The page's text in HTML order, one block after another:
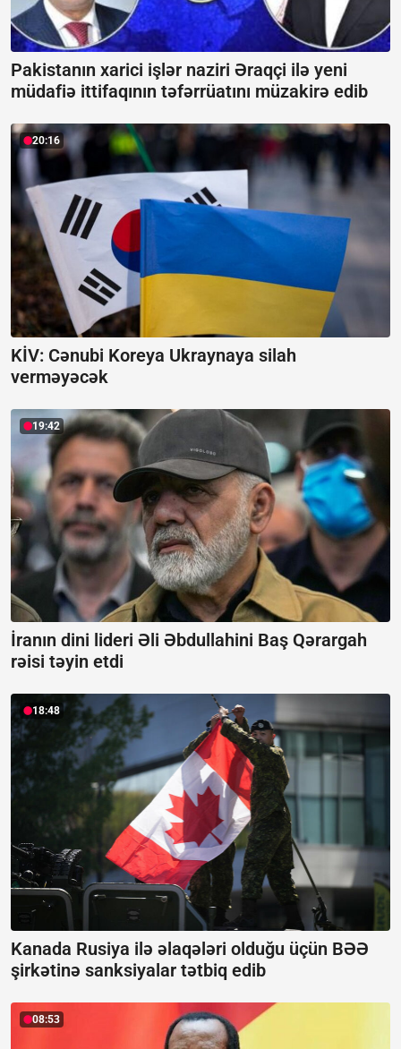
Pakistanın xarici işlər naziri Əraqçi ilə yeni
müdafiə ittifaqının təfərrüatını müzakirə edib
20:16
KİV: Cənubi Koreya Ukraynaya silah
verməyəcək
19:42
İranın dini lideri Əli Əbdullahini Baş Qərargah
rəisi təyin etdi
18:48
Kanada Rusiya ilə əlaqələri olduğu üçün BƏƏ
şirkətinə sanksiyalar tətbiq edib
08:53